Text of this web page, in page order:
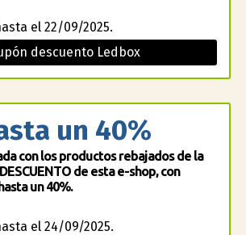
el 22/09/2025.
descuento Ledbox
un 40%
con los productos rebajados de la
de esta e-shop, con
un 40%.
el 24/09/2025.